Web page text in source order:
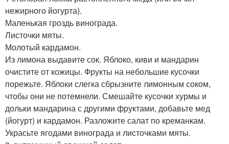
нежирного йогурта).
Маленькая гроздь винограда.
Листочки мяты.
Молотый кардамон.
Из лимона выдавите сок. Яблоко, киви и мандарин
очистите от кожицы. Фрукты на небольшие кусочки
порежьте. Яблоки слегка сбрызните лимонным соком,
чтобы они не потемнели. Смешайте кусочки хурмы и
дольки мандарина с другими фруктами, добавьте мед
(йогурт) и кардамон. Разложите салат по креманкам.
Украсьте ягодами винограда и листочками мяты.